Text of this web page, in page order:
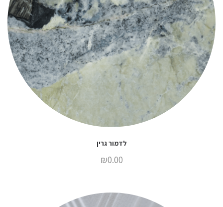
לדמור גרין
₪0.00